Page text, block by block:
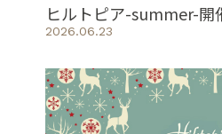
ヒルトピア-summer-開
2026.06.23